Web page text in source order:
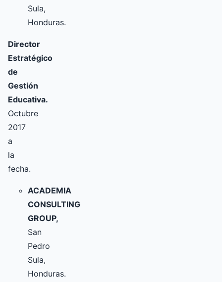
Sula,
Honduras.
Director
Estratégico
de
Gestión
Educativa.
Octubre
2017
a
la
fecha.
ACADEMIA
CONSULTING
GROUP,
San
Pedro
Sula,
Honduras.